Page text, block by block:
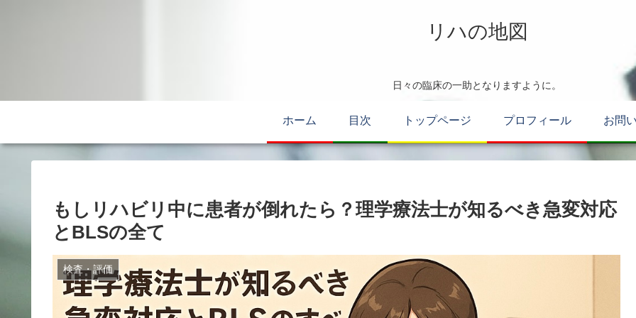
リハの地図
日々の臨床の一助となりますように。
ホーム 目次 トップページ プロフィール お問
もしリハビリ中に患者が倒れたら？理学療法士が知るべき急変対応
とBLSの全て
検査・評価